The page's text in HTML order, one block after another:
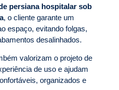
persiana hospitalar sob
, o cliente garante um
espaço, evitando folgas,
desalinhados.
valorizam o projeto de
de uso e ajudam
organizados e